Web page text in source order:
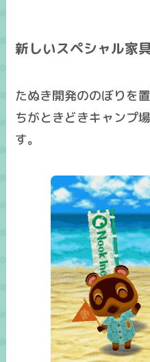
新しいスペシャル家
たぬき開発ののぼりを
ちがときどきキャンプ
す。